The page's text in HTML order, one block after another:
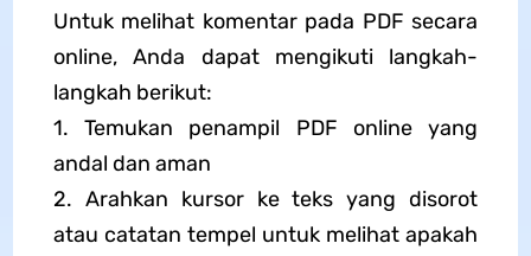
Untuk melihat komentar pada PDF secara
online, Anda dapat mengikuti langkah-
langkah berikut:
1. Temukan penampil PDF online yang
andal dan aman
2. Arahkan kursor ke teks yang disorot
atau catatan tempel untuk melihat apakah